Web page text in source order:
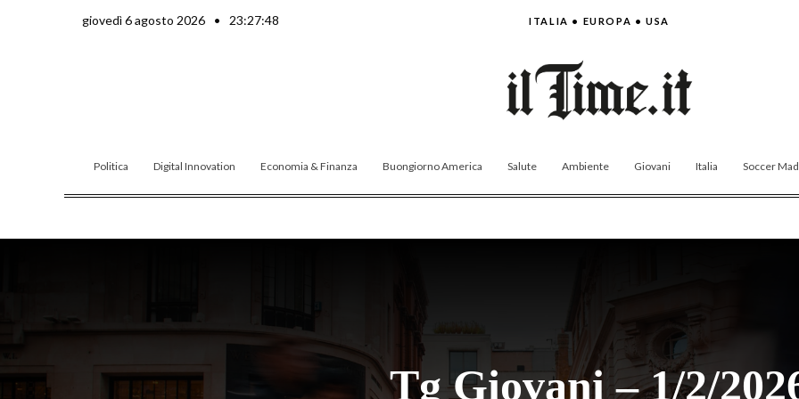
giovedì 6 agosto 2026 • 23:27:49 ITALIA • EUROPA • USA
Politica Digital Innovation Economia & Finanza Buongiorno America Salute Ambiente Giovani Italia Soccer
Tg Giovani – 1/2/